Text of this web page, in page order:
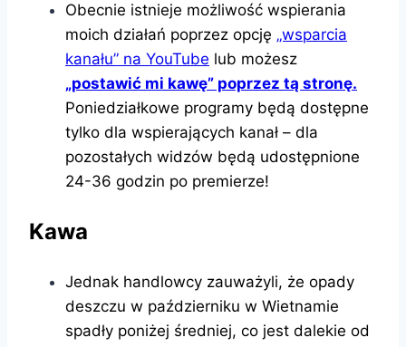
Obecnie istnieje możliwość wspierania
moich działań poprzez opcję „wsparcia
kanału” na YouTube lub możesz
„postawić mi kawę” poprzez tą stronę.
Poniedziałkowe programy będą dostępne
tylko dla wspierających kanał – dla
pozostałych widzów będą udostępnione
24-36 godzin po premierze!
Kawa
Jednak handlowcy zauważyli, że opady
deszczu w październiku w Wietnamie
spadły poniżej średniej, co jest dalekie od